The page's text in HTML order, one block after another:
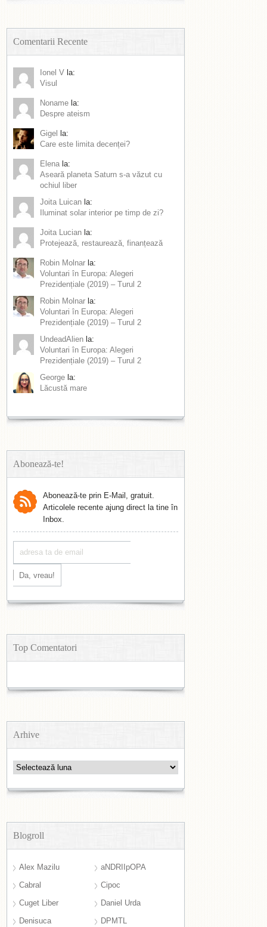
Comentarii Recente
Ionel V la:
Visul
Noname la:
Despre ateism
Gigel
la:
Care este limita decenței?
Elena la:
Aseară planeta Saturn s-a văzut cu
ochiul liber
Joita Luican la:
Iluminat solar interior pe timp de zi?
Joita Lucian la:
Protejează, restaurează, finanțează
Robin Molnar la:
Voluntari în Europa: Alegeri
Prezidențiale (2019) – Turul 2
Robin Molnar la:
Voluntari în Europa: Alegeri
Prezidențiale (2019) – Turul 2
UndeadAlien la:
Voluntari în Europa: Alegeri
Prezidențiale (2019) – Turul 2
George la:
Lăcustă mare
Abonează-te!
Abonează-te prin E-Mail, gratuit.
Articolele recente ajung direct la tine în
Inbox.
Top Comentatori
Arhive
Arhive
Blogroll
Alex Mazilu
aNDRIIpOPA
Cabral
Cipoc
Cuget Liber
Daniel Urda
Denisuca
DPMTL